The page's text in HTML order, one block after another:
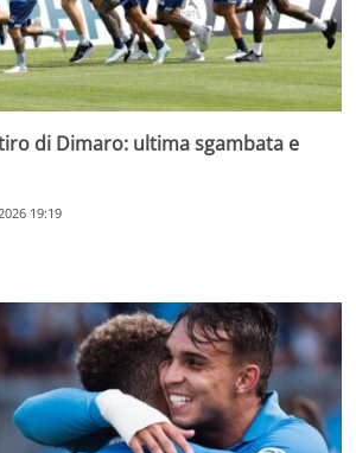
di Dimaro: ultima sgambata e
19:19